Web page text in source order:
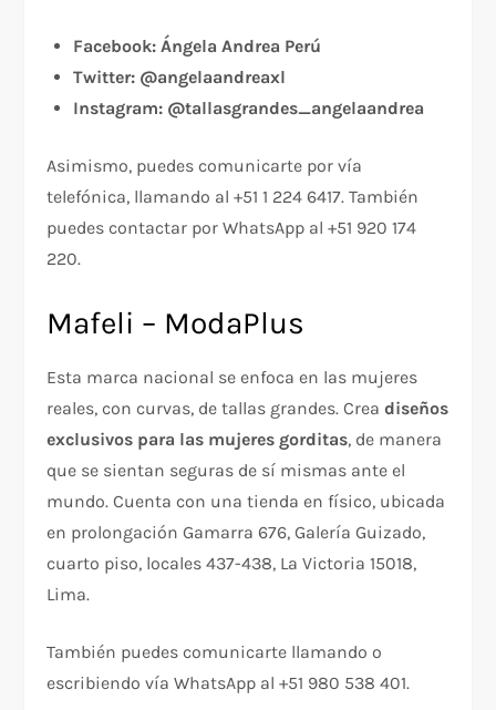
Facebook: Ángela Andrea Perú
Twitter: @angelaandreaxl
Instagram: @tallasgrandes_angelaandrea
Asimismo, puedes comunicarte por vía
telefónica, llamando al +51 1 224 6417. También
puedes contactar por WhatsApp al +51 920 174
220.
Mafeli – ModaPlus
Esta marca nacional se enfoca en las mujeres
reales, con curvas, de tallas grandes. Creadiseños
exclusivos para las mujeres gorditas, de manera
que se sientan seguras de sí mismas ante el
mundo. Cuenta con una tienda en físico, ubicada
en prolongación Gamarra 676, Galería Guizado,
cuarto piso, locales 437-438, La Victoria 15018,
Lima.
También puedes comunicarte llamando o
escribiendo vía WhatsApp al +51 980 538 401.